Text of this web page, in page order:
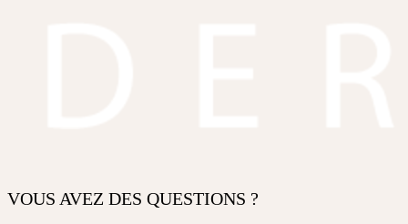
VOUS AVEZ DES QUESTIONS ?